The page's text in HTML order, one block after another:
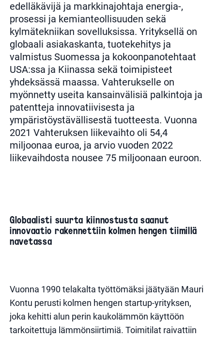
edelläkävijä ja markkinajohtaja energia-,
prosessi ja kemianteollisuuden sekä
kylmätekniikan sovelluksissa. Yrityksellä on
globaali asiakaskanta, tuotekehitys ja
valmistus Suomessa ja kokoonpanotehtaat
USA:ssa ja Kiinassa sekä toimipisteet
yhdeksässä maassa. Vahterukselle on
myönnetty useita kansainvälisiä palkintoja ja
patentteja innovatiivisesta ja
ympäristöystävällisestä tuotteesta. Vuonna
2021 Vahteruksen liikevaihto oli 54,4
miljoonaa euroa, ja arvio vuoden 2022
liikevaihdosta nousee 75 miljoonaan euroon.
Globaalisti suurta kiinnostusta saanut
innovaatio rakennettiin kolmen hengen tiimillä
navetassa
Vuonna 1990 telakalta työttömäksi jäätyään Mauri
Kontu perusti kolmen hengen startup-yrityksen,
joka kehitti alun perin kaukolämmön käyttöön
tarkoitettuja lämmönsiirtimiä. Toimitilat raivattiin